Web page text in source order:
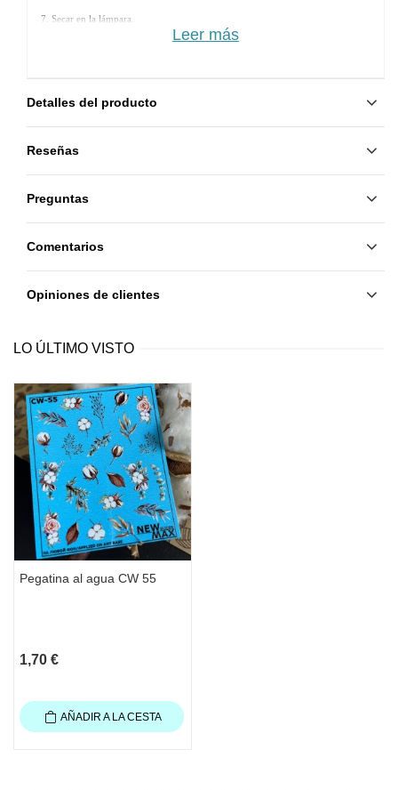
7. Secar en la lámpara.
Leer más
Detalles del producto
Reseñas
Preguntas
Comentarios
Opiniones de clientes
LO ÚLTIMO VISTO
Pegatina al agua CW 55
1,70 €
AÑADIR A LA CESTA